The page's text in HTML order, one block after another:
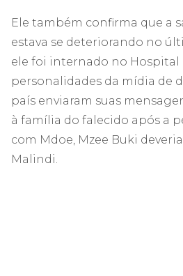
Ele também confirma que a
estava se deteriorando no
ele foi internado no Hospital
personalidades da mídia de
país enviaram suas
à família do falecido após a
com Mdoe, Mzee Buki
Malindi.